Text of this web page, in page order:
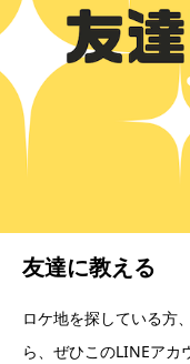
友達に教える
ロケ地を探している方
ら、ぜひこのLINEアカ